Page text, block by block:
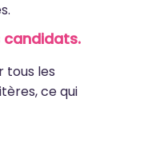
candidats.
tous les
ce qui